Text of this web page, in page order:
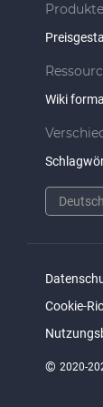
Produkte
Wiki
Cookie-
© 2020-